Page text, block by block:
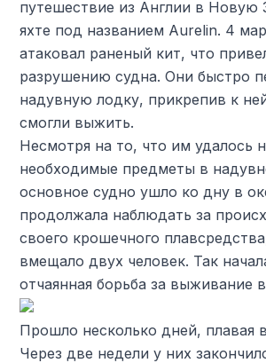
путешествие из Англии в Новую
яхте под названием Aurelin. 4
атаковал раненый кит, что
разрушению судна. Они быстро
надувную лодку, прикрепив к
смогли выжить.
Несмотря на то, что им удалось
необходимые предметы в
основное судно ушло ко дну в
продолжала наблюдать за
своего крошечного
вмещало двух человек. Так
отчаянная борьба за выживание
Прошло несколько дней, плавая
Через две недели у них